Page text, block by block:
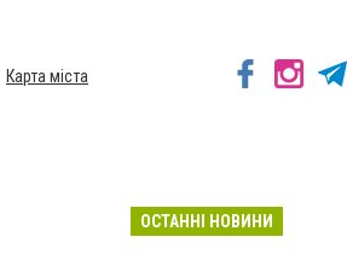
Карта міста
ОСТАННІ НОВИНИ